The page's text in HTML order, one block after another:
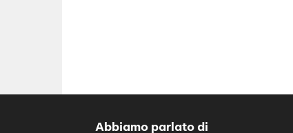
Abbiamo parlato di